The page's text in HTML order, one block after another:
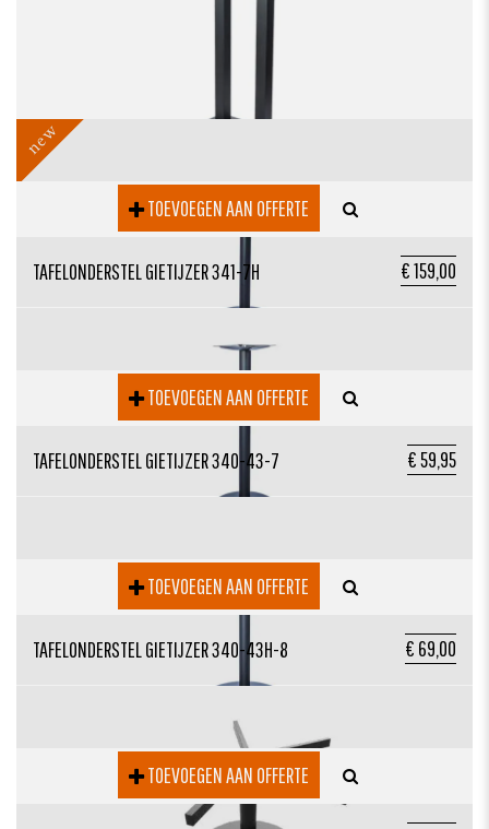
TOEVOEGEN AAN OFFERTE
€ 159,00
TAFELONDERSTEL GIETIJZER 341-7H
new
TOEVOEGEN AAN OFFERTE
€ 59,95
TAFELONDERSTEL GIETIJZER 340-43-7
TOEVOEGEN AAN OFFERTE
€ 69,00
TAFELONDERSTEL GIETIJZER 340-43H-8
TOEVOEGEN AAN OFFERTE